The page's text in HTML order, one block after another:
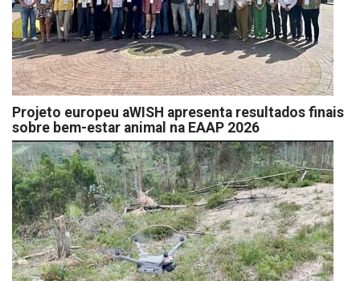
Projeto europeu aWISH apresenta resultados finais
sobre bem-estar animal na EAAP 2026